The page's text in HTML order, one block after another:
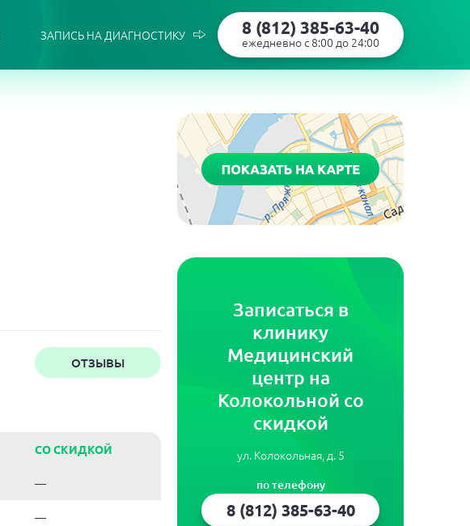
ЗАПИСЬ НА ДИАГНОСТИКУ 8 (812) 385-63-40
ежедневно с 8:00 до 24:00
ОТЗЫВЫ
СО СКИДКОЙ
—
—
Записаться в
клинику
Медицинский
центр на
Колокольной со
скидкой
ул. Колокольная, д. 5
по телефону
8 (812) 385-63-40